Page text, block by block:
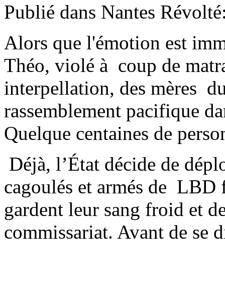
Publié dans Nantes
Alors que l'émotion est
Théo, violé à coup de
interpellation, des mères
rassemblement pacifique
Quelque centaines de
Déjà, l’État décide de
cagoulés et armés de LBD
gardent leur sang froid et
commissariat. Avant de se